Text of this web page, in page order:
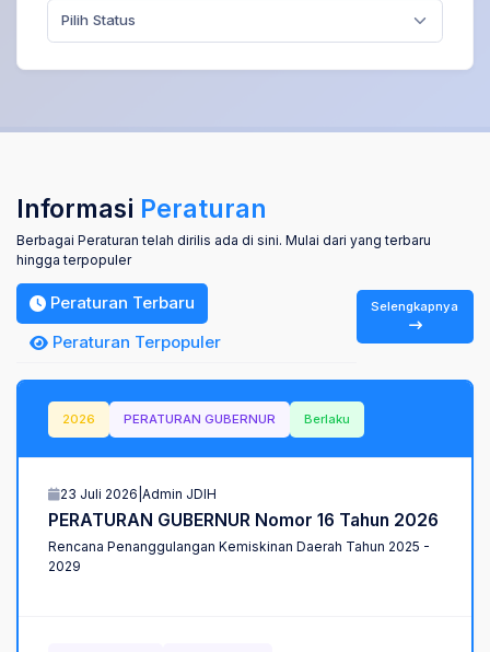
Pilih Status
Informasi Peraturan
Berbagai Peraturan telah dirilis ada di sini. Mulai dari yang terbaru
hingga terpopuler
Peraturan Terbaru
Peraturan Terpopuler
Selengkapnya
2026 PERATURAN GUBERNUR Berlaku
23 Juli 2026 Admin JDIH
PERATURAN GUBERNUR Nomor 16 Tahun 2026
Rencana Penanggulangan Kemiskinan Daerah Tahun 2025 -
2029